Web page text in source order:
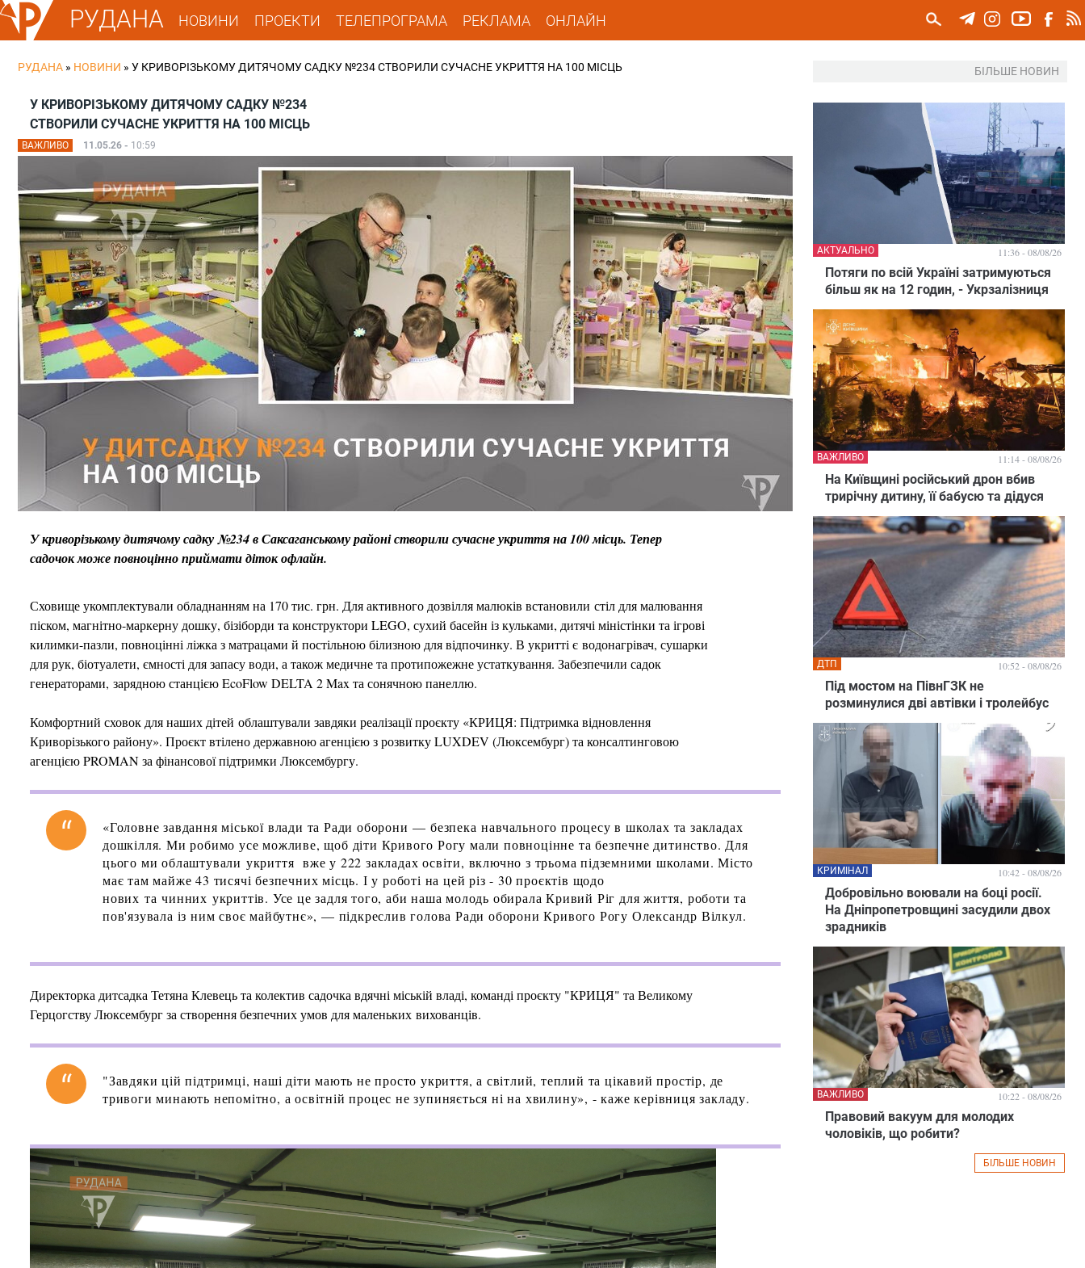
РУДАНА НОВИНИ ПРОЕКТИ ТЕЛЕПРОГРАМА РЕКЛАМА ОНЛАЙН
РУДАНА » НОВИНИ » У КРИВОРІЗЬКОМУ ДИТЯЧОМУ САДКУ №234 СТВОРИЛИ СУЧАСНЕ УКРИТТЯ НА 100 МІСЦЬ
У КРИВОРІЗЬКОМУ ДИТЯЧОМУ САДКУ №234
СТВОРИЛИ СУЧАСНЕ УКРИТТЯ НА 100 МІСЦЬ
ВАЖЛИВО 11.05.26 - 10:59
У криворізькому дитячому садку №234 в Саксаганському районі створили сучасне укриття на 100 місць. Тепер
садочок може повноцінно приймати діток офлайн.
Сховище укомплектували обладнанням на 170 тис. грн. Для активного дозвілля малюків встановили стіл для малювання
піском, магнітно-маркерну дошку, бізіборди та конструктори LEGO, сухий басейн із кульками, дитячі міністінки та ігрові
килимки-пазли, повноцінні ліжка з матрацами й постільною білизною для відпочинку. В укритті є водонагрівач, сушарки
для рук, біотуалети, ємності для запасу води, а також медичне та протипожежне устаткування. Забезпечили садок
генераторами, зарядною станцією EcoFlow DELTA 2 Max та сонячною панеллю.
Комфортний сховок для наших дітей облаштували завдяки реалізації проєкту «КРИЦЯ: Підтримка відновлення
Криворізького району». Проєкт втілено державною агенцією з розвитку LUXDEV (Люксембург) та консалтинговою
агенцією PROMAN за фінансової підтримки Люксембургу.
«Головне завдання міської влади та Ради оборони — безпека навчального процесу в школах та закладах
дошкілля. Ми робимо усе можливе, щоб діти Кривого Рогу мали повноцінне та безпечне дитинство. Для
цього ми облаштували укриття вже у 222 закладах освіти, включно з трьома підземними школами. Місто
має там майже 43 тисячі безпечних місць. І у роботі на цей різ - 30 проєктів щодо
нових та чинних укриттів. Усе це задля того, аби наша молодь обирала Кривий Ріг для життя, роботи та
пов'язувала із ним своє майбутнє», — підкреслив голова Ради оборони Кривого Рогу Олександр Вілкул.
Директорка дитсадка Тетяна Клевець та колектив садочка вдячні міській владі, команді проєкту "КРИЦЯ" та Великому
Герцогству Люксембург за створення безпечних умов для маленьких вихованців.
"Завдяки цій підтримці, наші діти мають не просто укриття, а світлий, теплий та цікавий простір, де
тривоги минають непомітно, а освітній процес не зупиняється ні на хвилину», - каже керівниця закладу.
БІЛЬШЕ НОВИН
Потяги по всій Україні затримуються
більш як на 12 годин, - Укрзалізниця
АКТУАЛЬНО 11:36 - 08/08/26
На Київщині російський дрон вбив
трирічну дитину, її бабусю та дідуся
ВАЖЛИВО 11:14 - 08/08/26
Під мостом на ПівнГЗК не
розминулися дві автівки і тролейбус
ДТП 10:52 - 08/08/26
Добровільно воювали на боці росії.
На Дніпропетровщині засудили двох
зрадників
КРИМІНАЛ 10:42 - 08/08/26
Правовий вакуум для молодих
чоловіків, що робити?
ВАЖЛИВО 10:22 - 08/08/26
БІЛЬШЕ НОВИН